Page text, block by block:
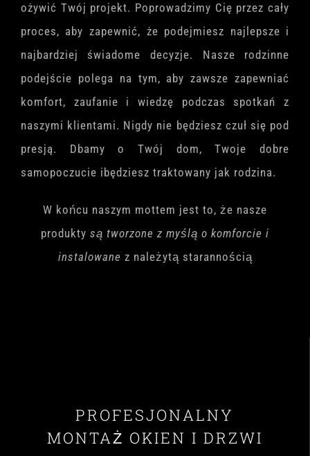
ożywić Twój projekt. Poprowadzimy Cię przez cały
proces, aby zapewnić, że podejmiesz najlepsze i
najbardziej świadome decyzje. Nasze rodzinne
podejście polega na tym, aby zawsze zapewniać
komfort, zaufanie i wiedzę podczas spotkań z
naszymi klientami. Nigdy nie będziesz czuł się pod
presją. Dbamy o Twój dom, Twoje dobre
samopoczucie ibędziesz traktowany jak rodzina.
W końcu naszym mottem jest to, że nasze
produkty są tworzone z myślą o komforcie i
instalowane z należytą starannością
PROFESJONALNY
MONTAŻ OKIEN I DRZWI